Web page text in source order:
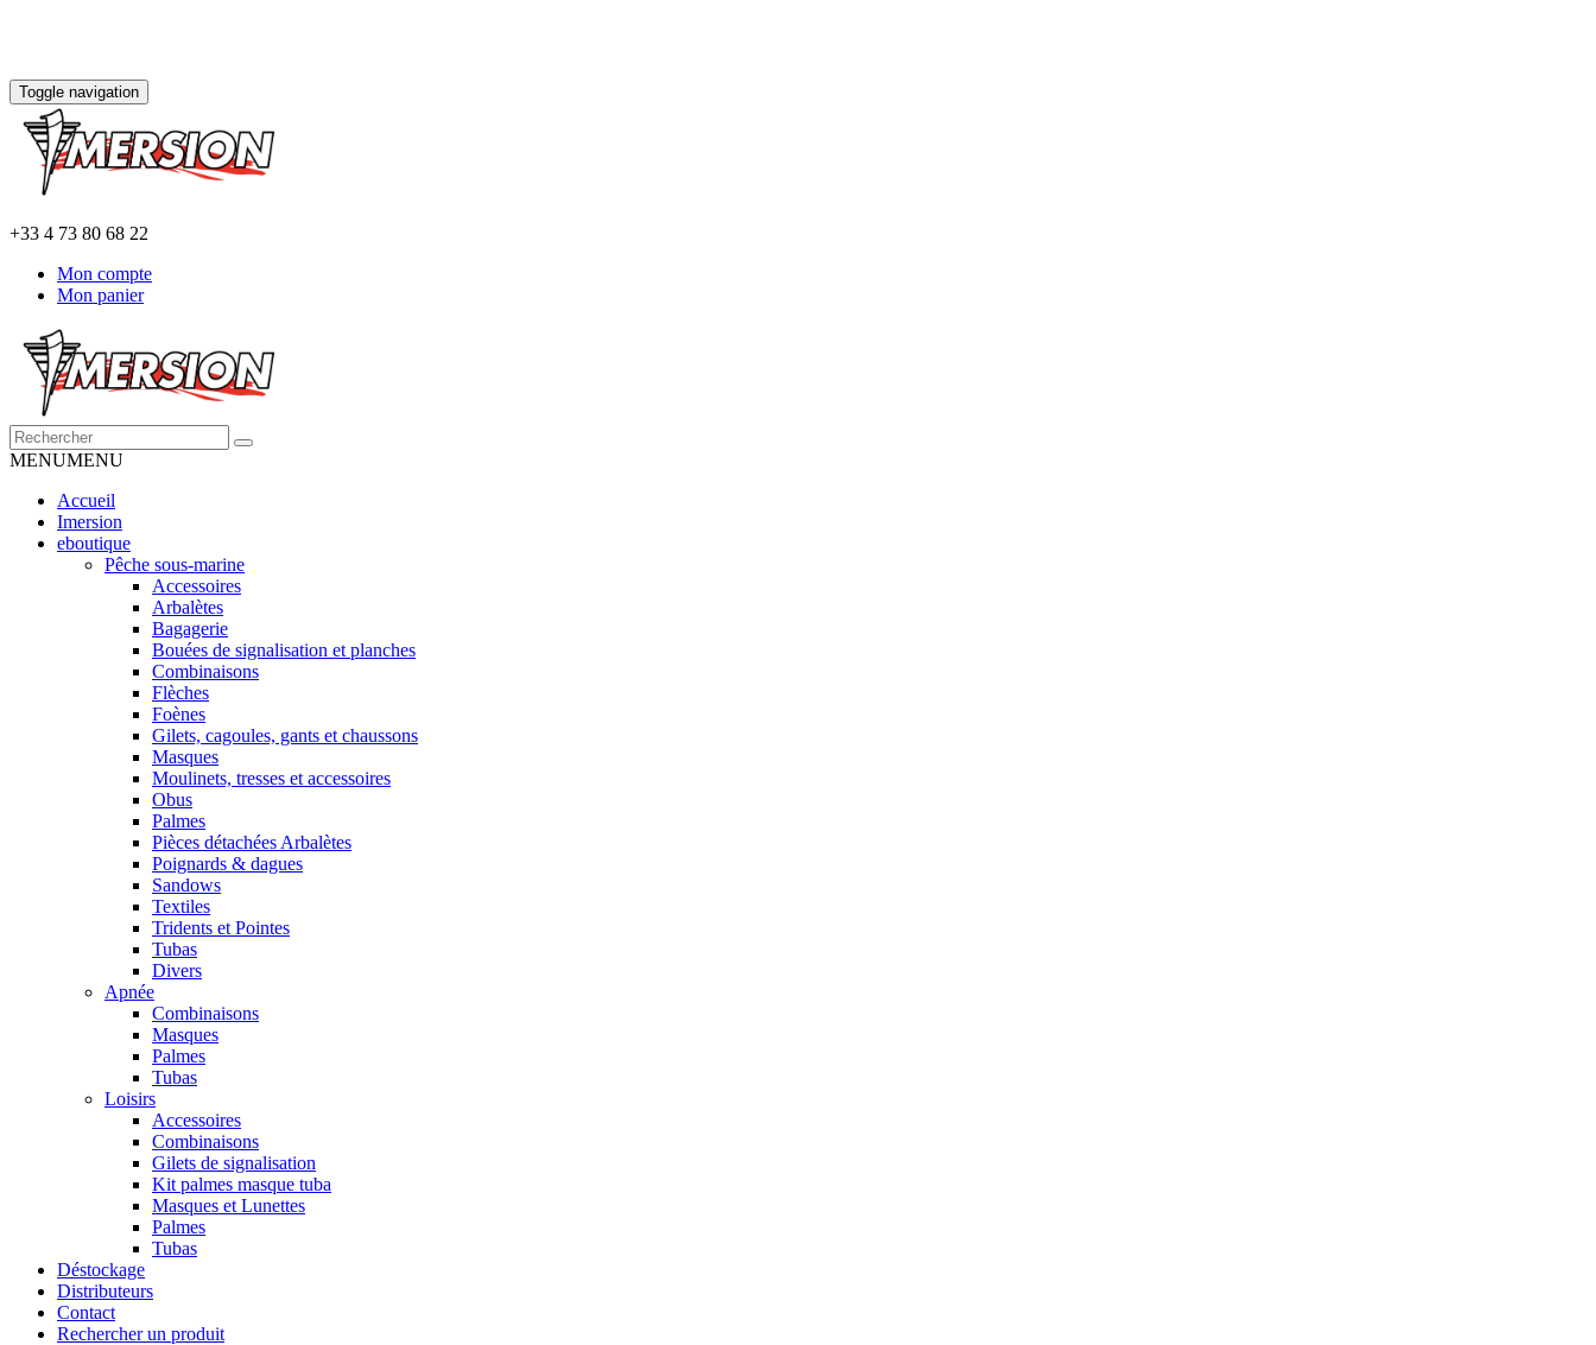
Toggle navigation
+33 4 73 80 68 22
Mon compte
Mon panier
MENUMENU
Accueil
Imersion
eboutique
Pêche sous-marine
Accessoires
Arbalètes
Bagagerie
Bouées de signalisation et planches
Combinaisons
Flèches
Foènes
Gilets, cagoules, gants et chaussons
Masques
Moulinets, tresses et accessoires
Obus
Palmes
Pièces détachées Arbalètes
Poignards & dagues
Sandows
Textiles
Tridents et Pointes
Tubas
Divers
Apnée
Combinaisons
Masques
Palmes
Tubas
Loisirs
Accessoires
Combinaisons
Gilets de signalisation
Kit palmes masque tuba
Masques et Lunettes
Palmes
Tubas
Déstockage
Distributeurs
Contact
Rechercher un produit